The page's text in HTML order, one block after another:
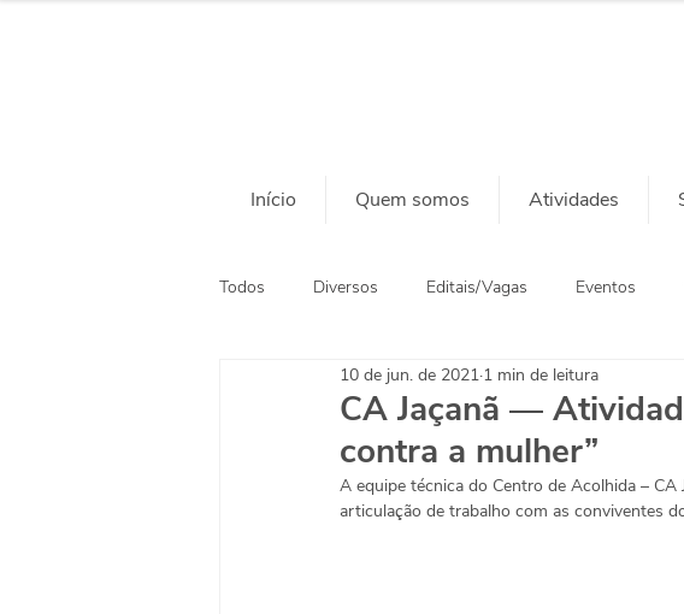
Início Quem somos Atividades
Todos Diversos Editais/Vagas Eventos
Ação Social Habitação
CA Jaçanã —
contra a mulher”
10 de jun. de 2021 1 min de leitura
A equipe técnica do Centro de Acolhida –
articulação de trabalho com as conviventes